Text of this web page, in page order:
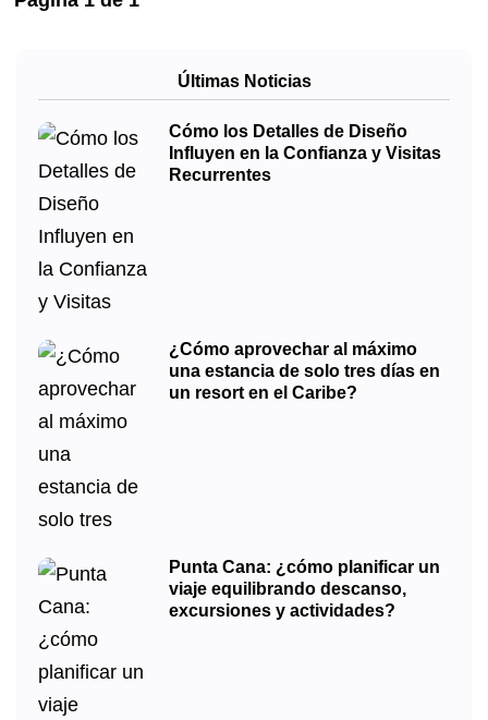
Últimas Noticias
Cómo los Detalles de Diseño
Influyen en la Confianza y Visitas
Recurrentes
¿Cómo aprovechar al máximo
una estancia de solo tres días en
un resort en el Caribe?
Punta Cana: ¿cómo planificar un
viaje equilibrando descanso,
excursiones y actividades?